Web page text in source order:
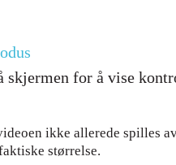
for å vise
ikke allerede spilles
størrelse.